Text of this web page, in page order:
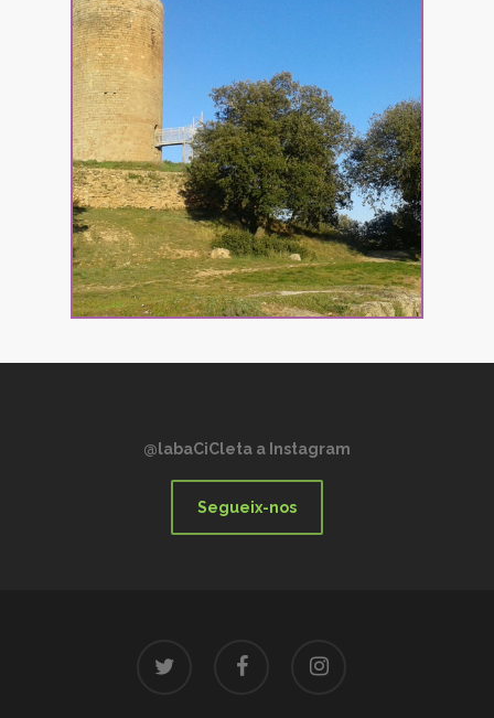
305md+
+info
@labaCiCleta a Instagram
Segueix-nos